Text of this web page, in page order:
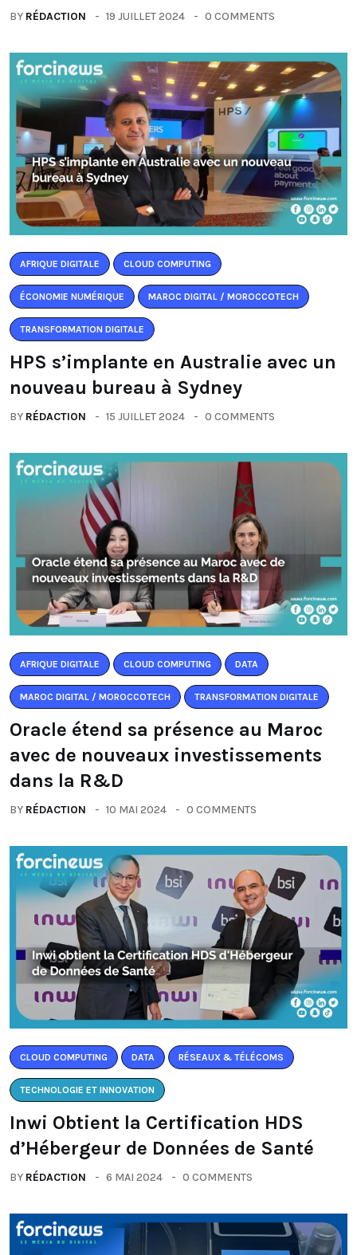
BY RÉDACTION 19 JUILLET 2024 0 COMMENTS
AFRIQUE DIGITALE CLOUD COMPUTING
ÉCONOMIE NUMÉRIQUE MAROC DIGITAL / MOROCCOTECH
TRANSFORMATION DIGITALE
HPS s’implante en Australie avec un
nouveau bureau à Sydney
BY RÉDACTION 15 JUILLET 2024 0 COMMENTS
AFRIQUE DIGITALE CLOUD COMPUTING DATA
MAROC DIGITAL / MOROCCOTECH TRANSFORMATION DIGITALE
Oracle étend sa présence au Maroc
avec de nouveaux investissements
dans la R&D
BY RÉDACTION 10 MAI 2024 0 COMMENTS
CLOUD COMPUTING DATA RÉSEAUX & TÉLÉCOMS
TECHNOLOGIE ET INNOVATION
Inwi Obtient la Certification HDS
d’Hébergeur de Données de Santé
BY RÉDACTION 6 MAI 2024 0 COMMENTS